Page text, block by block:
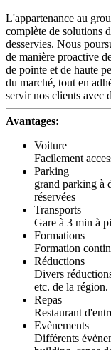
L'appartenance au
complète de solutions
desservies. Nous
de manière proactive
de pointe et de haute
du marché, tout en
servir nos clients avec
Avantages:
Voiture
Facilement
Parking
grand parking à
réservées
Transports
Gare à 3 min à
Formations
Formation
Réductions
Divers
etc. de la région.
Repas
Restaurant
Evènements
Différents